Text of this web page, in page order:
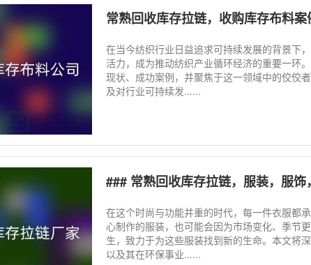
常熟回收库存拉链，收购库存布料
在当今纺织行业日益追求可持续发展的背景下
活力，成为推动纺织产业循环经济的重要一环
现状、成功案例，并聚焦于这一领域中的佼
及对行业可持续发......
### 常熟回收库存拉链，服装，服饰
在这个时尚与功能并重的时代，每一件衣服都
心制作的服装，也可能会因为市场变化、季节
生，致力于为这些服装找到新的生命。本文将
以及其在环保事业......